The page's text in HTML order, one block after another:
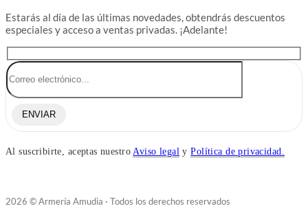
Estarás al día de las últimas novedades, obtendrás descuentos
especiales y acceso a ventas privadas. ¡Adelante!
ENVIAR
Al suscribirte, aceptas nuestro Aviso legal yPolítica de privacidad.
2026 © Armería Amudia · Todos los derechos reservados